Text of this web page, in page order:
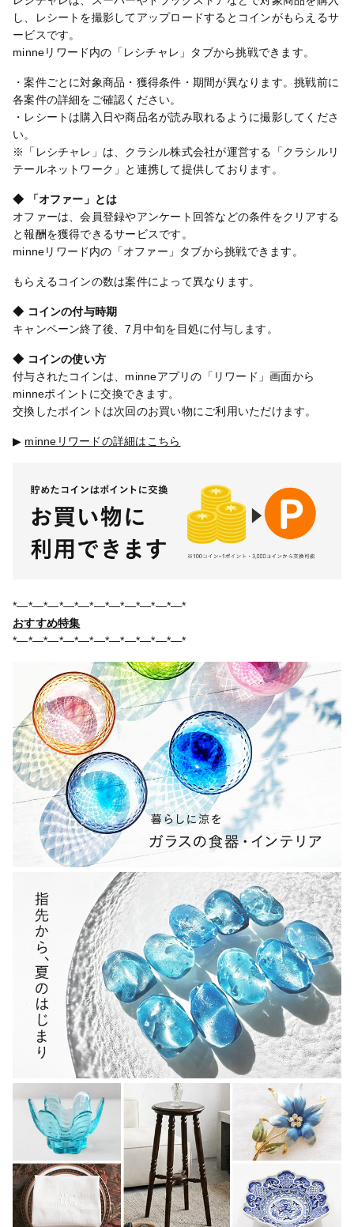
し、レシートを撮影してアップロードするとコインがもらえるサ
ービスです。
minneリワード内の「レシチャレ」タブから挑戦できます。
・案件ごとに対象商品・獲得条件・期間が異なります。挑戦前に
各案件の詳細をご確認ください。
・レシートは購入日や商品名が読み取れるように撮影してくださ
い。
※「レシチャレ」は、クラシル株式会社が運営する「クラシルリ
テールネットワーク」と連携して提供しております。
◆ 「オファー」とは
オファーは、会員登録やアンケート回答などの条件をクリアする
と報酬を獲得できるサービスです。
minneリワード内の「オファー」タブから挑戦できます。
もらえるコインの数は案件によって異なります。
◆ コインの付与時期
キャンペーン終了後、7月中旬を目処に付与します。
◆ コインの使い方
付与されたコインは、minneアプリの「リワード」画面から
minneポイントに交換できます。
交換したポイントは次回のお買い物にご利用いただけます。
▶ minneリワードの詳細はこちら
*―*―*―*―*―*―*―*―*―*―*―*
おすすめ特集
*―*―*―*―*―*―*―*―*―*―*―*